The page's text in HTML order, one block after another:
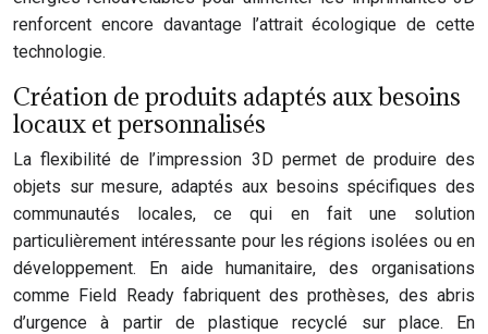
renforcent encore davantage l’attrait écologique de cette
technologie.
Création de produits adaptés aux besoins
locaux et personnalisés
La flexibilité de l’impression 3D permet de produire des
objets sur mesure, adaptés aux besoins spécifiques des
communautés locales, ce qui en fait une solution
particulièrement intéressante pour les régions isolées ou en
développement. En aide humanitaire, des organisations
comme Field Ready fabriquent des prothèses, des abris
d’urgence à partir de plastique recyclé sur place. En